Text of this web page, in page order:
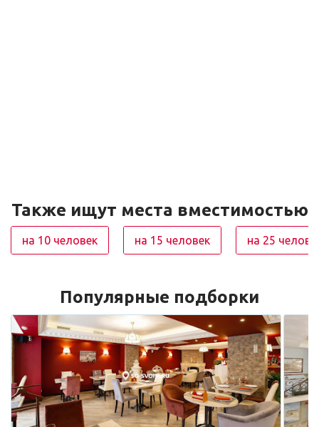
Также ищут места вместимостью
на 10 человек на 15 человек на 25
Популярные подборки